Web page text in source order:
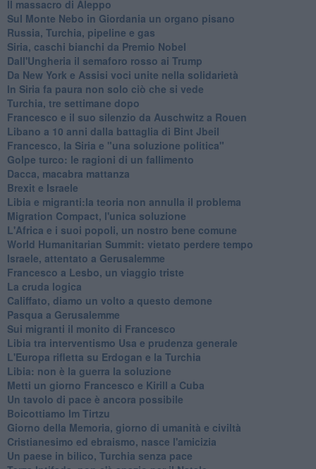
Il massacro di Aleppo
Sul Monte Nebo in Giordania un organo pisano
Russia, Turchia, pipeline e gas
Siria, caschi bianchi da Premio Nobel
Dall'Ungheria il semaforo rosso ai Trump
Da New York e Assisi voci unite nella solidarietà
In Siria fa paura non solo ciò che si vede
Turchia, tre settimane dopo
Francesco e il suo silenzio da Auschwitz a Rouen
Libano a 10 anni dalla battaglia di Bint Jbeil
Francesco, la Siria e "una soluzione politica"
Golpe turco: le ragioni di un fallimento
Dacca, macabra mattanza
Brexit e Israele
Libia e migranti:la teoria non annulla il problema
Migration Compact, l'unica soluzione
L'Africa e i suoi popoli, un nostro bene comune
World Humanitarian Summit: vietato perdere tempo
Israele, attentato a Gerusalemme
Francesco a Lesbo, un viaggio triste
La cruda logica
Califfato, diamo un volto a questo demone
Pasqua a Gerusalemme
Sui migranti il monito di Francesco
Libia tra interventismo Usa e prudenza generale
L'Europa rifletta su Erdogan e la Turchia
Libia: non è la guerra la soluzione
Metti un giorno Francesco e Kirill a Cuba
Un tavolo di pace è ancora possibile
Boicottiamo Im Tirtzu
Giorno della Memoria, giorno di umanità e civiltà
Cristianesimo ed ebraismo, nasce l'amicizia
Un paese in bilico, Turchia senza pace